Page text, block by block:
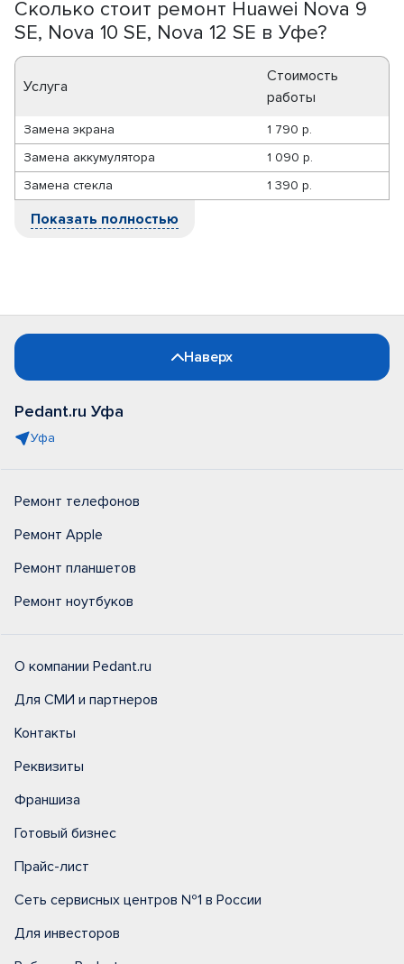
Сколько стоит ремонт Huawei Nova 9
SE, Nova 10 SE, Nova 12 SE в Уфе?
Услуга
Стоимость
работы
Замена экрана
1 790 р.
Замена аккумулятора
1 090 р.
Замена стекла
1 390 р.
Показать полностью
Наверх
Pedant.ru Уфа
Уфа
Ремонт телефонов
Ремонт Apple
Ремонт планшетов
Ремонт ноутбуков
О компании Pedant.ru
Для СМИ и партнеров
Контакты
Реквизиты
Франшиза
Готовый бизнес
Прайс-лист
Сеть сервисных центров №1 в России
Для инвесторов